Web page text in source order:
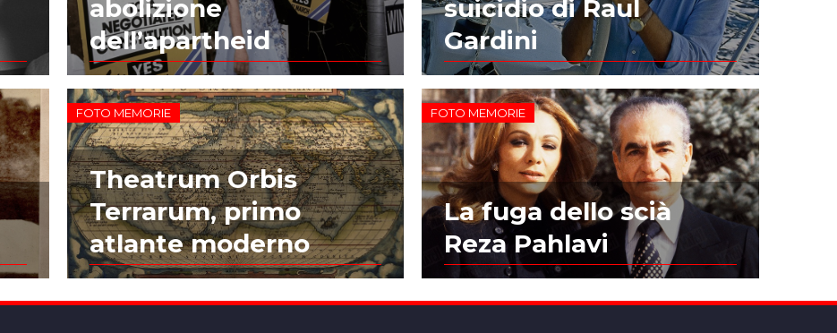
abolizione
dell’apartheid
suicidio di Raul
Gardini
FOTO MEMORIE
Theatrum Orbis
Terrarum, primo
atlante moderno
FOTO MEMORIE
La fuga dello scià
Reza Pahlavi